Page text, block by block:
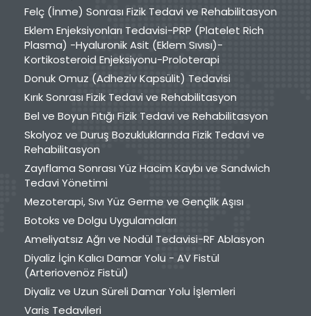
Felç (İnme) Sonrası Fizik Tedavi ve Rehabilitasyon
Eklem Enjeksiyonları Tedavisi-PRP (Platelet Rich
Plasma) -Hyaluronik Asit (Eklem Sıvısı)-
Kortikosteroid Enjeksiyonu-Proloterapi
Donuk Omuz (Adheziv Kapsülit) Tedavisi
Kırık Sonrası Fizik Tedavi ve Rehabilitasyon
Bel ve Boyun Fıtığı Fizik Tedavi ve Rehabilitasyon
Skolyoz ve Duruş Bozukluklarında Fizik Tedavi ve
Rehabilitasyon
Zayıflama Sonrası Yüz Hacim Kaybı ve Sandwich
Tedavi Yönetimi
Mezoterapi, Sıvı Yüz Germe ve Gençlik Aşısı
Botoks ve Dolgu Uygulamaları
Ameliyatsız Ağrı ve Nodül Tedavisi-RF Ablasyon
Diyaliz İçin Kalıcı Damar Yolu - AV Fistül
(Arteriovenöz Fistül)
Diyaliz ve Uzun Süreli Damar Yolu İşlemleri
Varis Tedavileri